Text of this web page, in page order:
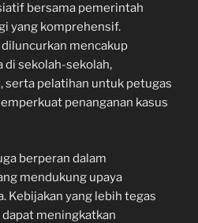
bersama pemerintah
yang komprehensif.
mencakup
di sekolah-sekolah,
serta pelatihan untuk petugas
penanganan kasus
berperan dalam
mendukung upaya
Kebijakan yang lebih tegas
meningkatkan